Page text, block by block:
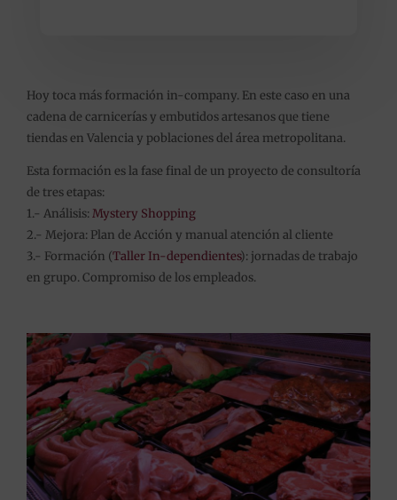
Hoy toca más formación‬ in-company. En este caso en una
cadena de carnicerías y embutidos artesanos que tiene
tiendas en Valencia‬ y poblaciones del área metropolitana.
Esta formación es la fase final de un proyecto de consultoría
de tres etapas:
1.- Análisis: Mystery Shopping
2.- Mejora: Plan de Acción y manual atención al cliente
3.- Formación (Taller In-dependientes): jornadas de trabajo
en grupo. Compromiso de los empleados.